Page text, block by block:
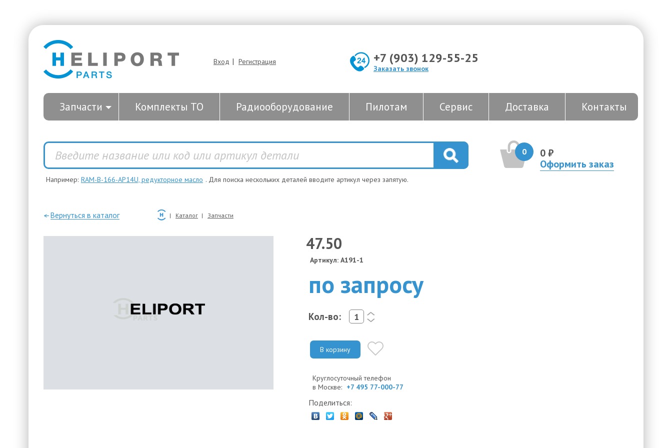
Вход | Регистрация +7 (903) 129-55-25
Заказать звонок
Запчасти Комплекты ТО Радиооборудование Пилотам Сервис Доставка Контакты
0
0 ₽
Оформить заказ
Например: RAM-B-166-AP14U, редукторное масло . Для поиска нескольких деталей вводите артикул через запятую.
—Вернуться в каталог Каталог Запчасти
47.50
Артикул: A191-1
по запросу
Кол-во:
<
>
В корзину
Круглосуточный телефон
в Москве: +7 495 77-000-77
Поделиться: